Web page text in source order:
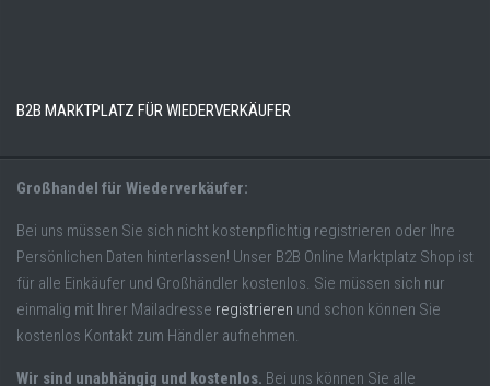
B2B MARKTPLATZ FÜR WIEDERVERKÄUFER
Großhandel für Wiederverkäufer:
Bei uns müssen Sie sich nicht kostenpflichtig registrieren oder Ihre
Persönlichen Daten hinterlassen! Unser B2B Online Marktplatz Shop ist
für alle Einkäufer und Großhändler kostenlos. Sie müssen sich nur
einmalig mit Ihrer Mailadresse registrieren und schon können Sie
kostenlos Kontakt zum Händler aufnehmen.
Wir sind unabhängig und kostenlos. Bei uns können Sie alle